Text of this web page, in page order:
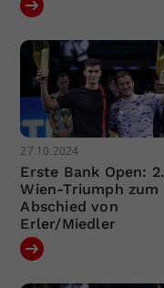
27.10.2024
Erste Bank Open: 2.
Wien-Triumph zum
Abschied von
Erler/Miedler